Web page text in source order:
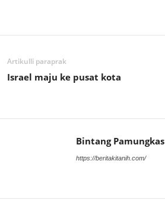
Artikulli paraprak
Israel maju ke pusat kota
Bintang Pamungkas
https://beritakitanih.com/